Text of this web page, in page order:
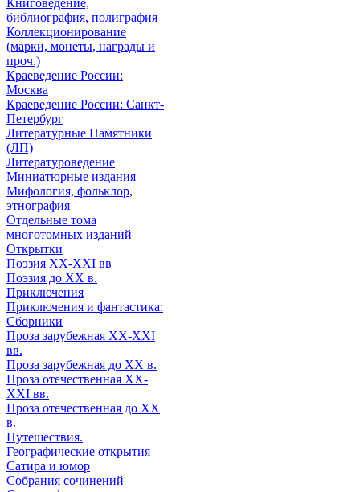
библиография, полиграфия
Коллекционирование
(марки, монеты, награды и
проч.)
Краеведение России:
Москва
Краеведение России: Санкт-
Петербург
Литературные Памятники
(ЛП)
Литературоведение
Миниатюрные издания
Мифология, фольклор,
этнография
Отдельные тома
многотомных изданий
Открытки
Поэзия XX-XXI вв
Поэзия до XX в.
Приключения
Приключения и фантастика:
Сборники
Проза зарубежная XX-XXI
вв.
Проза зарубежная до XX в.
Проза отечественная XX-
XXI вв.
Проза отечественная до XX
в.
Путешествия.
Географические открытия
Сатира и юмор
Собрания сочинений